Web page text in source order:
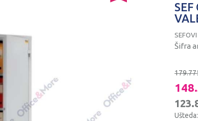
SEFOVI
Šifra
Ušteda: